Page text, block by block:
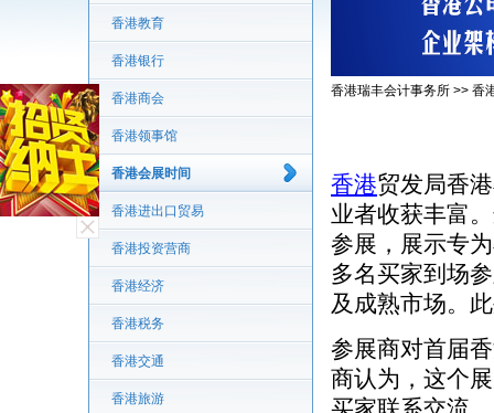
香港教育
香港银行
香港商会
香港领事馆
香港会展时间
香港进出口贸易
香港投资营商
香港经济
香港税务
香港交通
香港旅游
香港瑞丰会计事务所 >> 香
香港贸发局香
业者收获丰富
参展，展示专
多名买家到场
及成熟市场。
参展商对首届
商认为，这个